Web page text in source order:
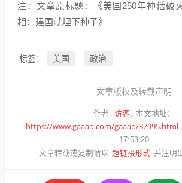
注：文章原标题：《美国250年神话破
相：建国就埋下种子》
标签： 美国 政治
文章版权及转载声明
作者: 访客 本文地址：
https://www.gaaao.com/gaaao/37995.html
17:53:20
文章转载或复制请以 超链接形式 并注明